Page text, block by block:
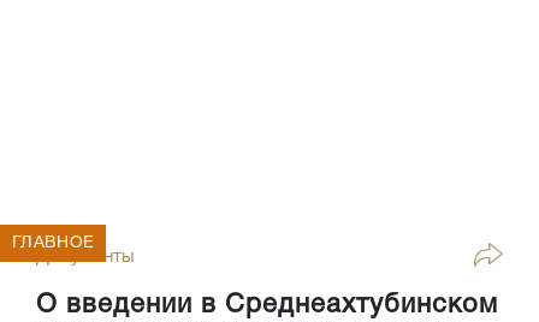
Документы
О введении в Среднеахтубинском
ГЛАВНОЕ